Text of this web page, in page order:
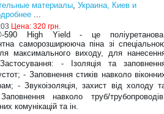
материалы,Украина, Киев и
...
Цена:320 грн.
590 High Yield - це
саморозширююча піна зі
максимального виходу, для
⁃ Ізоляція та
⁃ Заповнення стиків навколо
⁃ Звукоізоляція, захист від холоду
навколо труб/
комунікацій та ін.